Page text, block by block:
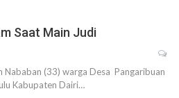
Saat Main Judi
Nababan (33) warga Desa Pangaribuan
Kabupaten Dairi…